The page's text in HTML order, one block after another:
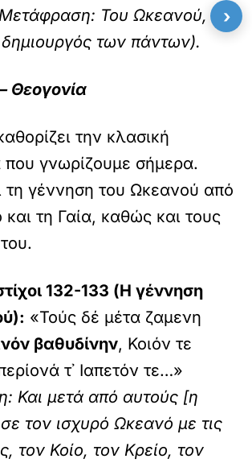
Του Ωκεανού,
δημιουργός των πάντων).
Θεογονία
την κλασική
που γνωρίζουμε σήμερα.
τη γέννηση του Ωκεανού από
τη Γαία, καθώς και τους
132-133 (Η γέννηση
«Τούς δέ μέτα ζαμενη
βαθυδίνην, Κοιόν τε
τ᾽ Ιαπετόν τε…»
Και μετά από αυτούς [η
τον ισχυρό Ωκεανό με τις
τον Κοίο, τον Κρείο, τον
›